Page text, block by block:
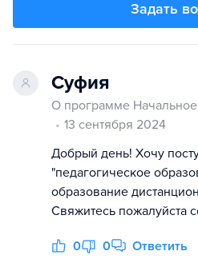
Задать
Суфия
О программе
13 сентября 2024
Добрый день! Хочу
"педагогическое
образование
Свяжитесь пожалуйста
0 0 Ответить